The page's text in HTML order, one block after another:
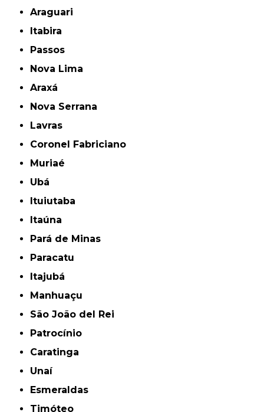
Araguari
Itabira
Passos
Nova Lima
Araxá
Nova Serrana
Lavras
Coronel Fabriciano
Muriaé
Ubá
Ituiutaba
Itaúna
Pará de Minas
Paracatu
Itajubá
Manhuaçu
São João del Rei
Patrocínio
Caratinga
Unaí
Esmeraldas
Timóteo